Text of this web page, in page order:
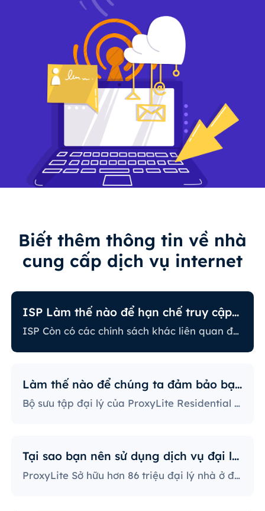
Biết thêm thông tin về nhà
cung cấp dịch vụ internet
ISP Làm thế nào để hạn chế truy cập internet?
ISP Còn có các chính sách khác liên quan đến việc hạn chế một số hoạt động trực tuyến. Một số ISP sẽ ngăn chặn một số trang web, điều này có thể là vấn đề lớn đối với người dùng đại lý. Nhà cung cấp ISP có chính sách nghiêm ngặt nhất sẽ ngăn chặn truy cập vào các nền tảng mạng xã hội, trang web tin tức, v.v. Ngăn chặn các port cụ thể cũng là một phương pháp khá phổ biến, nghiêm ngặt hạn chế cách người dùng truy cập và sử dụng internet.
Làm thế nào để chúng ta đảm bảo bạn sử dụng IP?
Bộ sưu tập đại lý của ProxyLite Residential cung cấp vô số đại lý, do đó khách hàng của chúng ta không cần lo lắng về sự ngừng hoạt động và sự ngăn chặn của IP. Bạn có thể sử dụng máy chủ đại lý tại các địa điểm hợp tác với nhà cung cấp để truy cập dữ liệu cần thiết.
Tại sao bạn nên sử dụng dịch vụ đại lý ProxyLite?
ProxyLite Sở hữu hơn 86 triệu đại lý nhà ở đạt tiêu chuẩn toàn cầu, là sự lựa chọn hàng đầu của máy chủ đại lý thực sự.